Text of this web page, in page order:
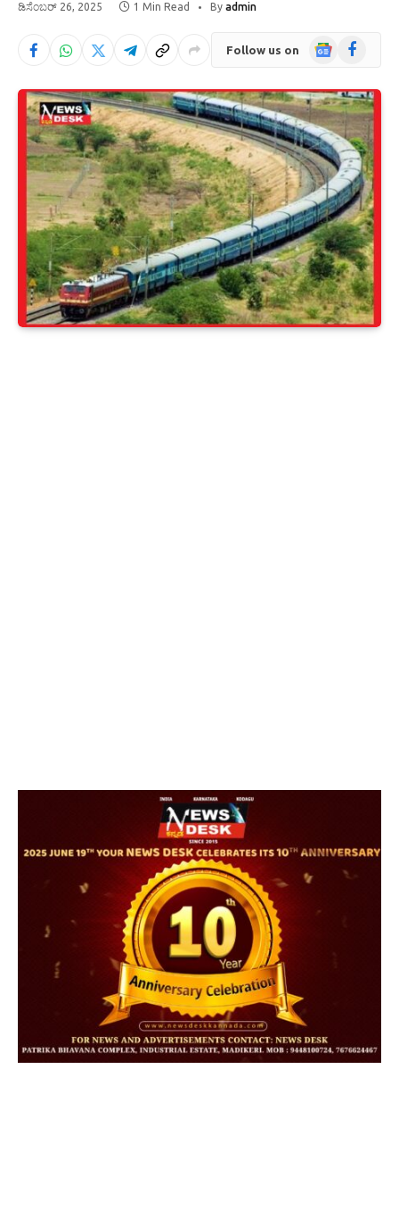
ಡಿಸೆಂಬರ್ 26, 2025 1 Min Read By admin
Follow us on
GoogleFacebook